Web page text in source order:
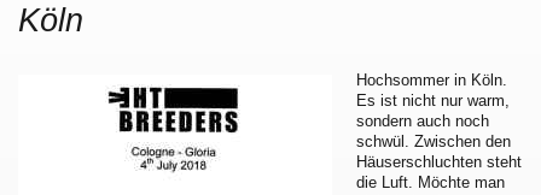
Köln
Hochsommer in Köln.
Es ist nicht nur warm,
sondern auch noch
schwül. Zwischen den
Häuserschluchten steht
die Luft. Möchte man